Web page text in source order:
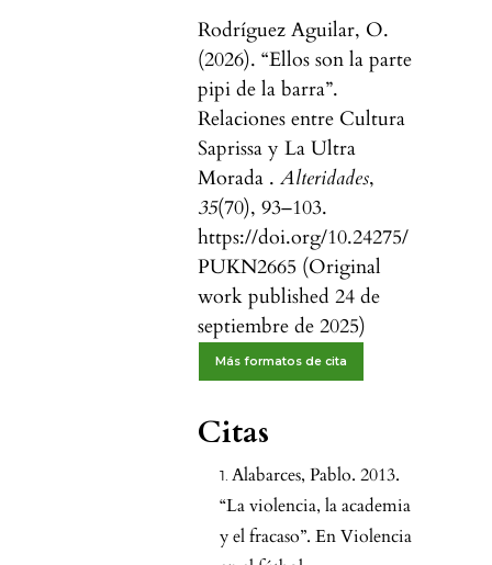
Rodríguez Aguilar, O.
(2026). “Ellos son la parte
pipi de la barra”.
Relaciones entre Cultura
Saprissa y La Ultra
Morada . Alteridades,
35(70), 93–103.
https://doi.org/10.24275/
PUKN2665 (Original
work published 24 de
septiembre de 2025)
Más formatos de cita
Citas
Alabarces, Pablo. 2013.
“La violencia, la academia
y el fracaso”. En Violencia